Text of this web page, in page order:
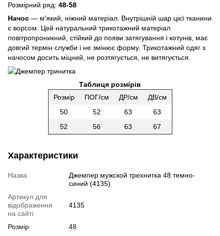
Розмірний ряд: 48-58
Начос — м'який, ніжний матеріал. Внутрішній шар цієї тканини
є ворсом. Цей натуральний трикотажний матеріал
повітропроникний, стійкий до появи затягування і котунів, має
довгий термін служби і не змінює форму. Трикотажний одяг з
начосом досить міцний, не розтягується, не витягується.
Таблиця розмірів
Розмір
ПОГ/см ДР/см
ДВ/см
50
52 63
63
52
56 63 67
Характеристики
Назва
Джемпер мужской трехнитка 48 темно-
синий (4135)
Артикул для
відображення
на сайті
4135
Розмір 48